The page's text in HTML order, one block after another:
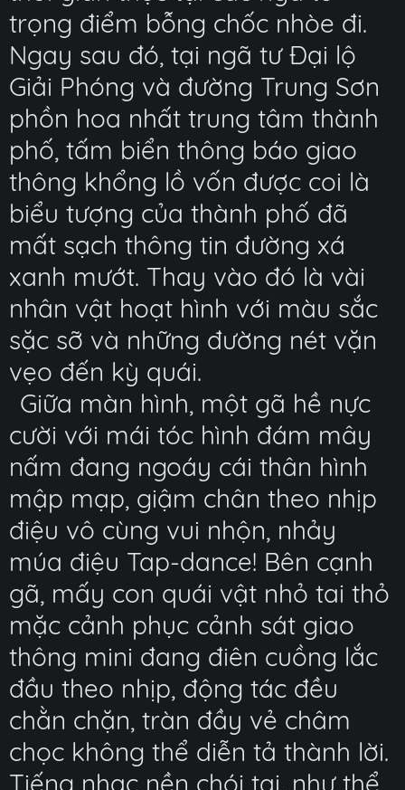
trọng điểm bỗng chốc nhòe đi.
Ngay sau đó, tại ngã tư Đại lộ
Giải Phóng và đường Trung Sơn
phồn hoa nhất trung tâm thành
phố, tấm biển thông báo giao
thông khổng lồ vốn được coi là
biểu tượng của thành phố đã
mất sạch thông tin đường xá
xanh mướt. Thay vào đó là vài
nhân vật hoạt hình với màu sắc
sặc sỡ và những đường nét vặn
vẹo đến kỳ quái.
Giữa màn hình, một gã hề nực
cười với mái tóc hình đám mây
nấm đang ngoáy cái thân hình
mập mạp, giậm chân theo nhịp
điệu vô cùng vui nhộn, nhảy
múa điệu Tap-dance! Bên cạnh
gã, mấy con quái vật nhỏ tai thỏ
mặc cảnh phục cảnh sát giao
thông mini đang điên cuồng lắc
đầu theo nhịp, động tác đều
chằn chặn, tràn đầy vẻ châm
chọc không thể diễn tả thành lời.
Tiếng nhạc nền chói tai, như thể